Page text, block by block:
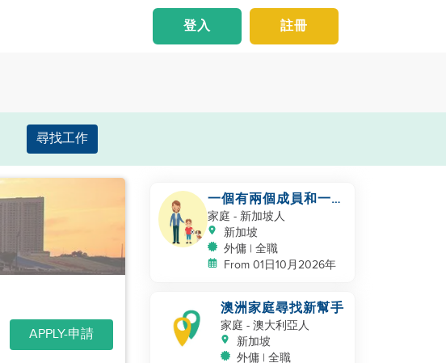
註冊
登入
尋找工作
APPLY-申請
一個有兩個成員和一隻
寵物狗的小家庭正在尋
找幫手
家庭 - 新加坡人
新加坡
外傭 | 全職
From 01日10月2026年
澳洲家庭尋找新幫手
家庭 - 澳大利亞人
新加坡
外傭 | 全職